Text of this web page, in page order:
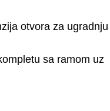
otvora za ugradnju
sa ramom uz